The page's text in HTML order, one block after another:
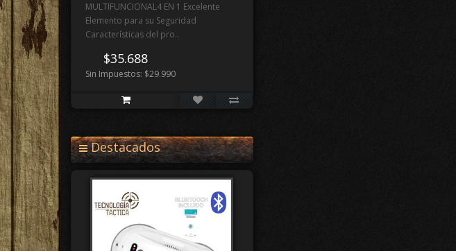
MULTIFUNCIONAL4 EN 1 Excelente
Elemento para su Seguridad
Características del pro..
$35.688
Sin Impuestos: $29.990
Destacados